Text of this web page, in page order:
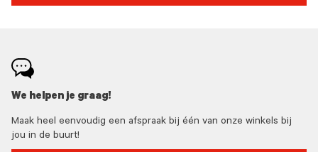
We helpen je graag!
Maak heel eenvoudig een afspraak bij één van onze winkels bij
jou in de buurt!